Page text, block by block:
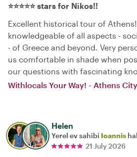
⭐️⭐️⭐️⭐️⭐️ stars for Nikos!!
Excellent historical tour of
knowledgeable of all aspects -
- of Greece and beyond. Very
us comfortable in shade when
our questions with fascinating
Withlocals Your Way! - Athens
Helen
Yerel ev sahibi Ioannis
21 July 2026